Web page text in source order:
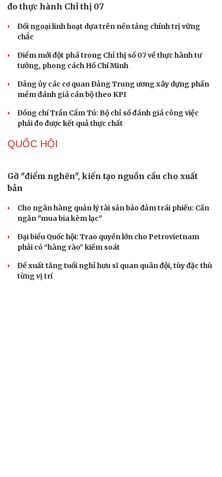
Thực tiễn vận hành chính quyền ba cấp bác bỏ mọi luận
điệu xuyên tạc
Thủ đoạn xuyên tạc mới trên không gian mạng thời AI
Tự cảnh giác trước tâm lý đám đông khi dùng mạng xã
hội
Khi mạng xã hội thành nơi phán xử
NHẬN DIỆN SỰ THẬT
Thực tiễn vận hành chính quyền ba cấp bác bỏ mọi luận
Thủ đoạn xuyên tạc mới trên không gian mạng thời AI
Tự cảnh giác trước tâm lý đám đông khi dùng mạng xã
hội
Khi mạng xã hội thành nơi phán xử
XÂY DỰNG, CHỈNH ĐỐN ĐẢNG